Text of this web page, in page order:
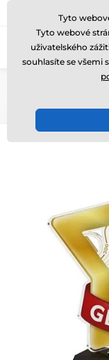
Zavolejte nám (Po-Pá 8-
Tyto
Tyto webové
uživatelského
souhlasíte se všemi